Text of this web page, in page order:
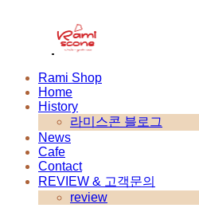
Rami Shop
Home
History
라미스콘 블로그
News
Cafe
Contact
REVIEW & 고객문의
review